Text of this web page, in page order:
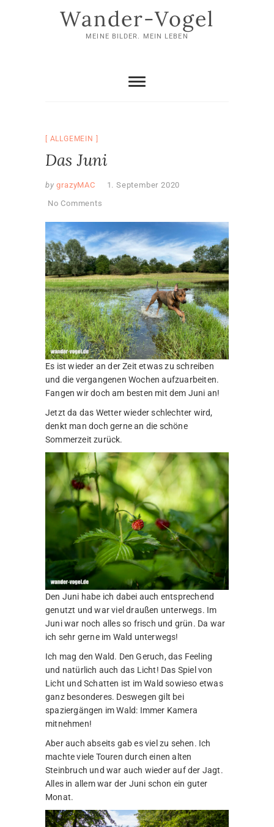
Wander-Vogel
MEINE BILDER. MEIN LEBEN
ALLGEMEIN
Das Juni
by grazyMAC
1. September 2020
No Comments
Es ist wieder an der Zeit etwas zu schreiben
und die vergangenen Wochen aufzuarbeiten.
Fangen wir doch am besten mit dem Juni an!
Jetzt da das Wetter wieder schlechter wird,
denkt man doch gerne an die schöne
Sommerzeit zurück.
Den Juni habe ich dabei auch entsprechend
genutzt und war viel draußen unterwegs. Im
Juni war noch alles so frisch und grün. Da war
ich sehr gerne im Wald unterwegs!
Ich mag den Wald. Den Geruch, das Feeling
und natürlich auch das Licht! Das Spiel von
Licht und Schatten ist im Wald sowieso etwas
ganz besonderes. Deswegen gilt bei
spaziergängen im Wald: Immer Kamera
mitnehmen!
Aber auch abseits gab es viel zu sehen. Ich
machte viele Touren durch einen alten
Steinbruch und war auch wieder auf der Jagt.
Alles in allem war der Juni schon ein guter
Monat.